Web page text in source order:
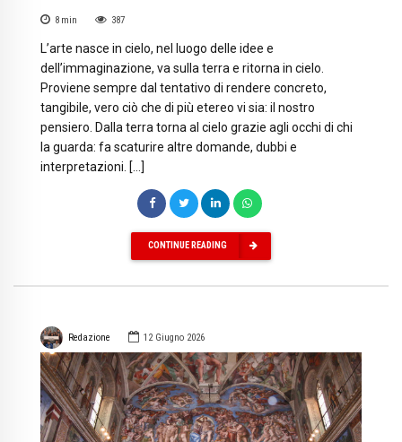
8 min 387
L’arte nasce in cielo, nel luogo delle idee e
dell’immaginazione, va sulla terra e ritorna in cielo.
Proviene sempre dal tentativo di rendere concreto,
tangibile, vero ciò che di più etereo vi sia: il nostro
pensiero. Dalla terra torna al cielo grazie agli occhi di chi
la guarda: fa scaturire altre domande, dubbi e
interpretazioni. […]
CONTINUE READING
Redazione 12 Giugno 2026